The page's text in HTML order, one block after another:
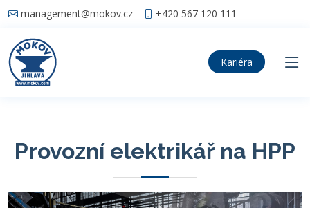
management@mokov.cz +420 567 120 111
Kariéra
Provozní elektrikář na HPP